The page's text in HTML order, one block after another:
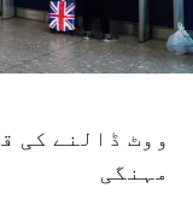
ووٹ ڈالنے کی
مہنگی